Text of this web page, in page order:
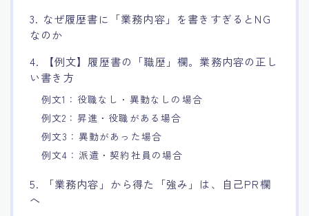
3. なぜ履歴書に「業務内容」を書きすぎるとNG
なのか
4. 【例文】履歴書の「職歴」欄。業務内容の正し
い書き方
例文1：役職なし・異動なしの場合
例文2：昇進・役職がある場合
例文3：異動があった場合
例文4：派遣・契約社員の場合
5. 「業務内容」から得た「強み」は、自己PR欄
へ